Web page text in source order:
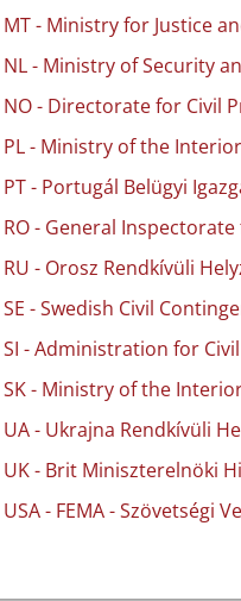
MT - Ministry for Justice
NL - Ministry of Security
NO - Directorate for Civil
PL - Ministry of the
PT - Portugál Belügyi
RO - General
RU - Orosz Rendkívüli
SE - Swedish Civil
SI - Administration for
SK - Ministry of the
UA - Ukrajna Rendkívüli
UK - Brit Miniszterelnöki
USA - FEMA - Szövetségi